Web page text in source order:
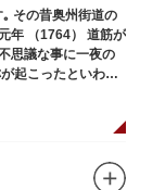
その昔奥州街道の
年 （1764） 道筋が
思議な事に一夜の
起こったといわれ